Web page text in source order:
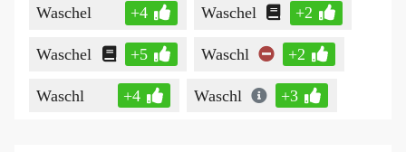
Waschel +4 Waschel +2
Waschel +5 Waschl +2
Waschl +4 Waschl +3